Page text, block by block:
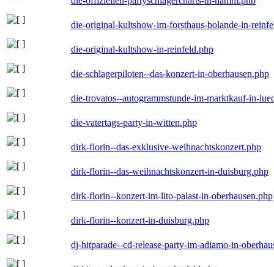
die-original-kultshow-im-forsthaus-bolande-in-
die-original-kultshow-in-reinfeld.php
die-schlagerpiloten--das-konzert-in-oberhausen.php
die-trovatos--autogrammstunde-im-marktkauf-in-
die-vatertags-party-in-witten.php
dirk-florin--das-exklusive-weihnachtskonzert.php
dirk-florin--das-weihnachtskonzert-in-duisburg.php
dirk-florin--konzert-im-lito-palast-in-oberhausen.php
dirk-florin--konzert-in-duisburg.php
dj-hitparade--cd-release-party-im-adiamo-in-